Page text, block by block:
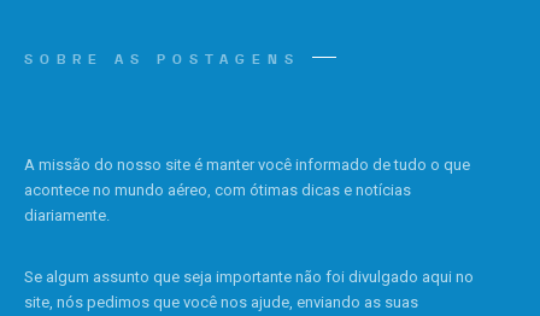
SOBRE AS POSTAGENS
A missão do nosso site é manter você informado de tudo o que
acontece no mundo aéreo, com ótimas dicas e notícias
diariamente.
Se algum assunto que seja importante não foi divulgado aqui no
site, nós pedimos que você nos ajude, enviando as suas